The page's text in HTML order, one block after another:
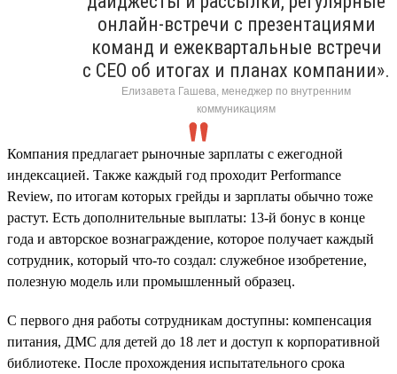
онлайн-встречи с презентациями
команд и ежеквартальные встречи
с CEO об итогах и планах компании».
Елизавета Гашева, менеджер по внутренним
коммуникациям
Компания предлагает рыночные зарплаты с ежегодной
индексацией. Также каждый год проходит Performance
Review, по итогам которых грейды и зарплаты обычно тоже
растут. Есть дополнительные выплаты: 13-й бонус в конце
года и авторское вознаграждение, которое получает каждый
сотрудник, который что-то создал: служебное изобретение,
полезную модель или промышленный образец.
С первого дня работы сотрудникам доступны: компенсация
питания, ДМС для детей до 18 лет и доступ к корпоративной
библиотеке. После прохождения испытательного срока